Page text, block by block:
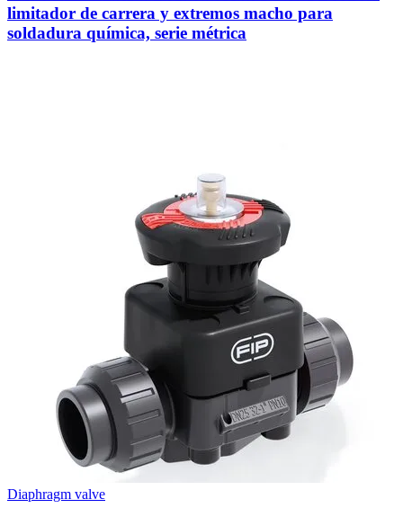
limitador de carrera y extremos macho para
soldadura química, serie métrica
Diaphragm valve